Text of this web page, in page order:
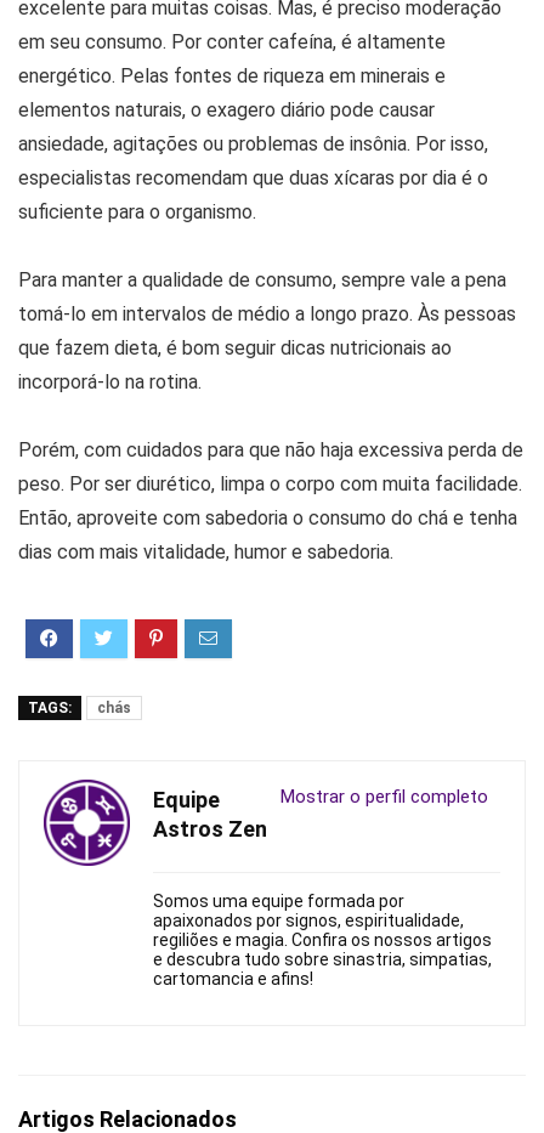
excelente para muitas coisas. Mas, é preciso moderação
em seu consumo. Por conter cafeína, é altamente
energético. Pelas fontes de riqueza em minerais e
elementos naturais, o exagero diário pode causar
ansiedade, agitações ou problemas de insônia. Por isso,
especialistas recomendam que duas xícaras por dia é o
suficiente para o organismo.
Para manter a qualidade de consumo, sempre vale a pena
tomá-lo em intervalos de médio a longo prazo. Às pessoas
que fazem dieta, é bom seguir dicas nutricionais ao
incorporá-lo na rotina.
Porém, com cuidados para que não haja excessiva perda de
peso. Por ser diurético, limpa o corpo com muita facilidade.
Então, aproveite com sabedoria o consumo do chá e tenha
dias com mais vitalidade, humor e sabedoria.
TAGS: chás
Mostrar o perfil completo
Equipe
Astros Zen
Somos uma equipe formada por
apaixonados por signos, espiritualidade,
regiliões e magia. Confira os nossos artigos
e descubra tudo sobre sinastria, simpatias,
cartomancia e afins!
Artigos Relacionados